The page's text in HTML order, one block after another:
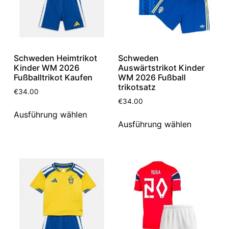
Schweden Heimtrikot
Kinder WM 2026
Fußballtrikot Kaufen
€34.00
Ausführung wählen
Schweden
Auswärtstrikot Kinder
WM 2026 Fußball
trikotsatz
€34.00
Ausführung wählen